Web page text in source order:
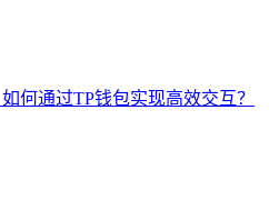
何通过TP钱包实现高效交互？